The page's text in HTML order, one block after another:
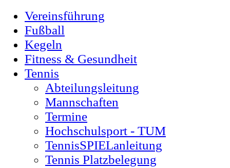
Vereinsführung
Fußball
Kegeln
Fitness & Gesundheit
Tennis
Abteilungsleitung
Mannschaften
Termine
Hochschulsport - TUM
TennisSPIELanleitung
Tennis Platzbelegung